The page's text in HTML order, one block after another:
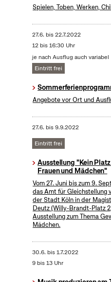
Spielen, Toben, Werken,
27.6. bis22.7.2022
12 bis 16:30 Uhr
je nach Ausflug auch variabel
Eintritt frei
Angebote vor Ort und
27.6. bis9.9.2022
Eintritt frei
Ausstellung "Kein
Frauen und Mädchen"
Vom 27. Juni bis zum 9.
das Amt für Gleichstellung
der Stadt Köln in der
Deutz (Willy-Brandt-Platz
Ausstellung zum Thema
Mädchen.
30.6. bis1.7.2022
9 bis 13 Uhr